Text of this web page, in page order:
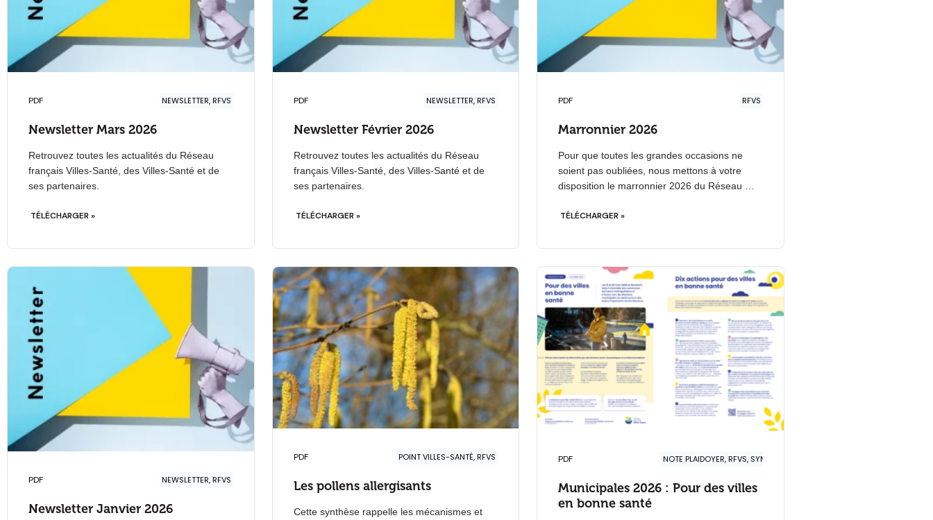
PDF NEWSLETTER, RFVS
Newsletter Mars 2026
Retrouvez toutes les actualités du Réseau
français Villes-Santé, des Villes-Santé et de
ses partenaires.
TÉLÉCHARGER »
PDF NEWSLETTER, RFVS
Newsletter Février 2026
Retrouvez toutes les actualités du Réseau
français Villes-Santé, des Villes-Santé et de
ses partenaires.
TÉLÉCHARGER »
PDF RFVS
Marronnier 2026
Pour que toutes les grandes occasions ne
soient pas oubliées, nous mettons à votre
disposition le marronnier 2026 du Réseau …
TÉLÉCHARGER »
PDF NEWSLETTER, RFVS
Newsletter Janvier 2026
PDF POINT VILLES-SANTÉ, RFVS
Les pollens allergisants
Cette synthèse rappelle les mécanismes et
PDF NOTE PLAIDOYER, RFVS, SYNTHÈSE
Municipales 2026 : Pour des villes
en bonne santé